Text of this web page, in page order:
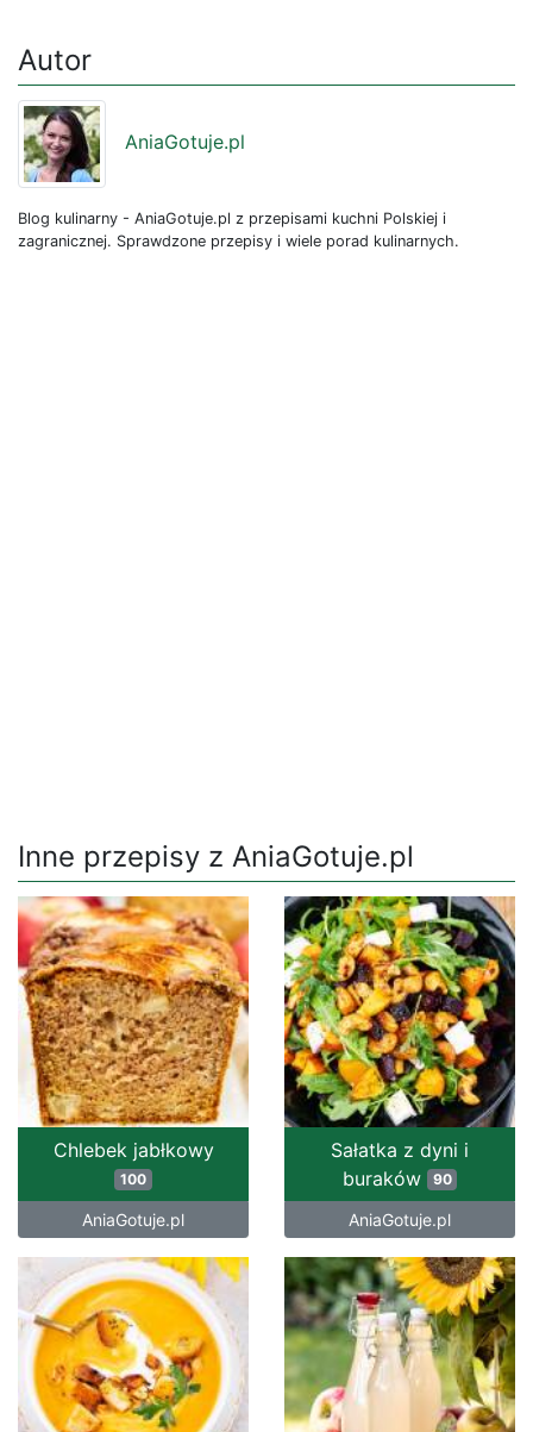
Autor
AniaGotuje.pl
Blog kulinarny - AniaGotuje.pl z przepisami kuchni Polskiej i
zagranicznej. Sprawdzone przepisy i wiele porad kulinarnych.
Inne przepisy z AniaGotuje.pl
Chlebek jabłkowy
100
AniaGotuje.pl
Sałatka z dyni i
buraków
90
AniaGotuje.pl